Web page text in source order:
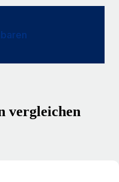
vergleichen